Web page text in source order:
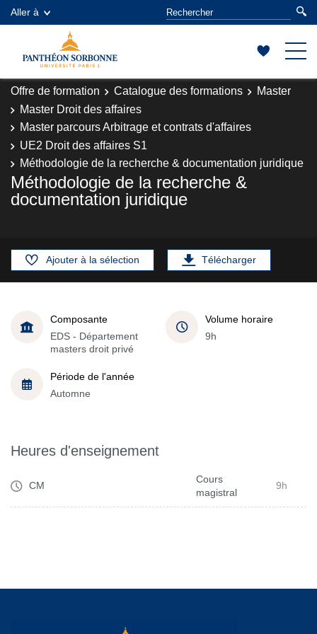
Aller à
Offre de formation Catalogue des formations
Master
Master Droit des affaires
Master parcours Arbitrage et contrats d'affaires
UE2 Droit des affaires S1
Méthodologie de la recherche & documentation juridique
Méthodologie de la recherche &
documentation juridique
Ajouter à la sélection Télécharger
Composante
EDS - Département
masters droit privé
Volume horaire
9h
Période de l'année
Automne
Heures d'enseignement
CM
Cours
magistral
9h